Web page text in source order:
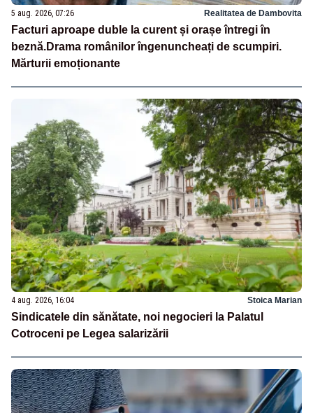
5 aug. 2026, 07:26 Realitatea de Dambovita
Facturi aproape duble la curent și orașe întregi în
beznă.Drama românilor îngenuncheați de scumpiri.
Mărturii emoționante
4 aug. 2026, 16:04 Stoica Marian
Sindicatele din sănătate, noi negocieri la Palatul
Cotroceni pe Legea salarizării